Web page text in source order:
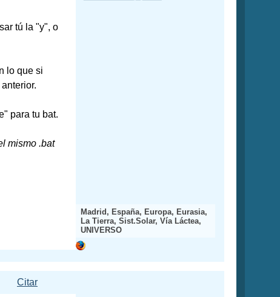
tú la "y", o
lo que si
para tu bat.
mismo .bat
Madrid, España, Europa, Eurasia,
La Tierra, Sist.Solar, Vía Láctea,
UNIVERSO
Citar